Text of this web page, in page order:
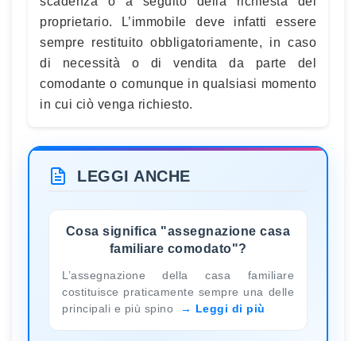
proprietario. L’immobile deve infatti essere
sempre restituito obbligatoriamente, in caso
di necessità o di vendita da parte del
comodante o comunque in qualsiasi momento
in cui ciò venga richiesto.
LEGGI ANCHE
Cosa significa "assegnazione casa
familiare comodato"?
L’assegnazione della casa familiare
costituisce praticamente sempre una delle
principali e più spino
Leggi di più